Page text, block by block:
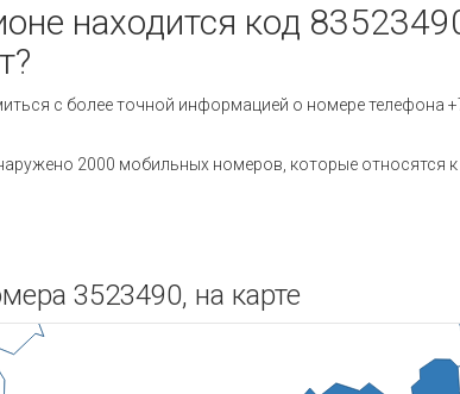
находится код
с более точной информацией о номере телефона
2000 мобильных номеров, которые относятся к
3523490, на карте